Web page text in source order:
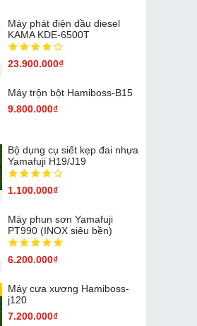
Máy phát điện dầu diesel
KAMA KDE-6500T
23.900.000₫
Máy trộn bột Hamiboss-B15
9.800.000₫
Bộ dụng cụ siết kẹp đai nhựa
Yamafuji H19/J19
1.100.000₫
Máy phun sơn Yamafuji
PT990 (INOX siêu bền)
6.200.000₫
Máy cưa xương Hamiboss-
j120
7.200.000₫